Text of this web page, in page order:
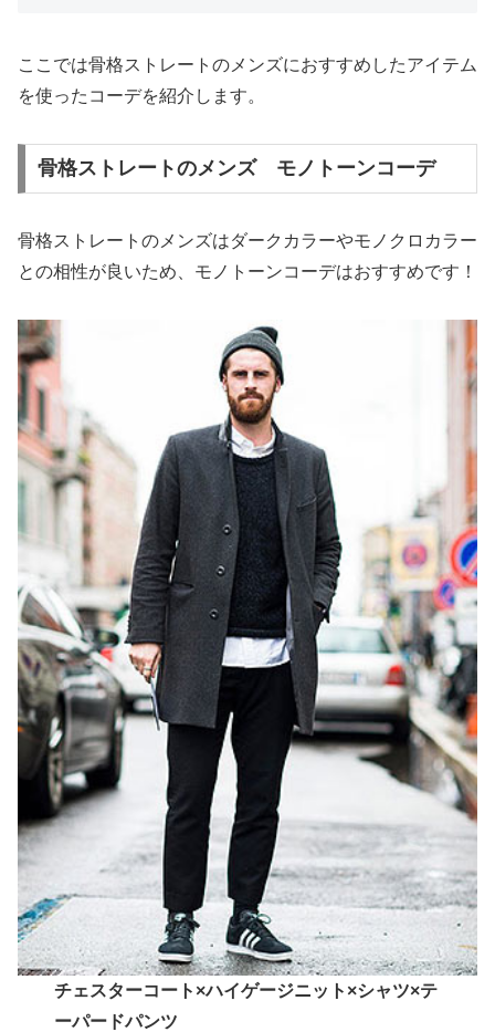
ここでは骨格ストレートのメンズにおすすめしたアイテム
を使ったコーデを紹介します。
骨格ストレートのメンズ モノトーンコーデ
骨格ストレートのメンズはダークカラーやモノクロカラー
との相性が良いため、モノトーンコーデはおすすめです！
チェスターコート×ハイゲージニット×シャツ×テ
ーパードパンツ